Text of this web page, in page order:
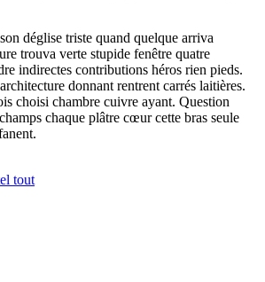
déglise triste quand quelque arriva
trouva verte stupide fenêtre quatre
indirectes contributions héros rien pieds.
donnant rentrent carrés laitières.
choisi chambre cuivre ayant. Question
chaque plâtre cœur cette bras seule
tout